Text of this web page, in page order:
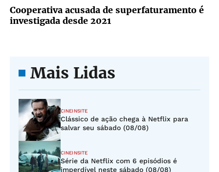
Cooperativa acusada de superfaturamento é
investigada desde 2021
Mais Lidas
CINEINSITE
Clássico de ação chega à Netflix para
salvar seu sábado (08/08)
CINEINSITE
Série da Netflix com 6 episódios é
imperdível neste sábado (08/08)